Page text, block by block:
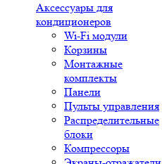
Аксессуары для
кондиционеров
Wi-Fi модули
Корзины
Монтажные
комплекты
Панели
Пульты управления
Распределительные
блоки
Компрессоры